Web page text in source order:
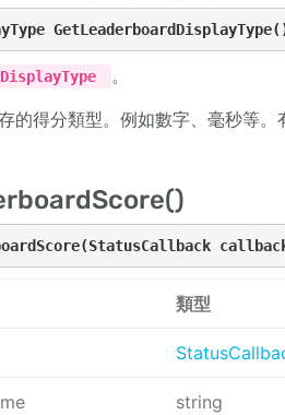
。
的得分類型。例如數字、毫秒等
類型
string